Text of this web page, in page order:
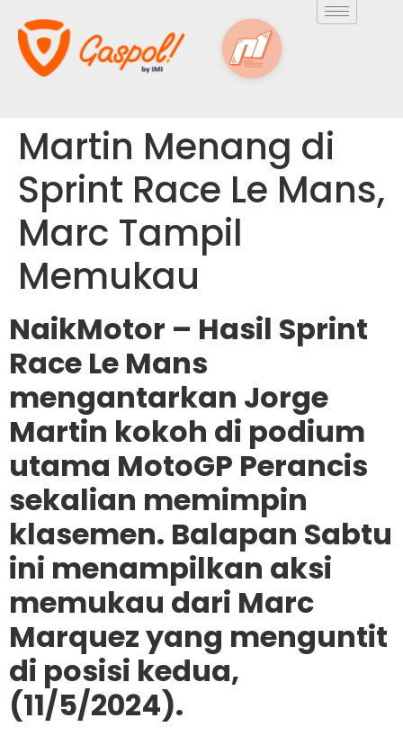
Martin Menang di
Sprint Race Le Mans,
Marc Tampil
Memukau
NaikMotor – Hasil Sprint
Race Le Mans
mengantarkan Jorge
Martin kokoh di podium
utama MotoGP Perancis
sekalian memimpin
klasemen. Balapan Sabtu
ini menampilkan aksi
memukau dari Marc
Marquez yang menguntit
di posisi kedua,
(11/5/2024).